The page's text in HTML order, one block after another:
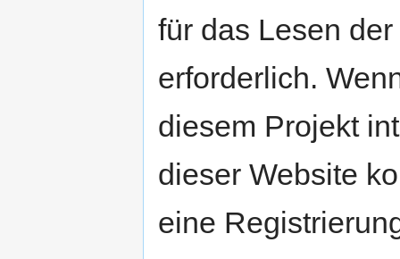
für das Lesen
erforderlich.
diesem Projekt
dieser Website
eine